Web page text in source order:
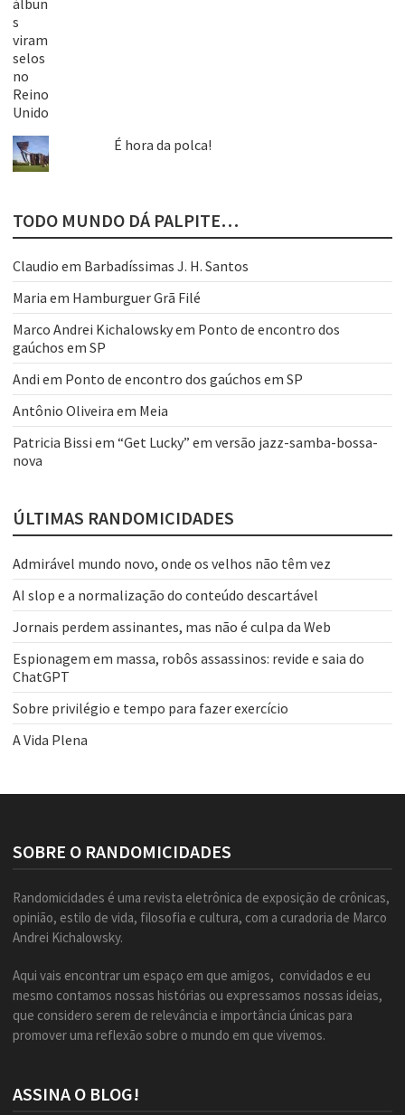
É hora da polca!
TODO MUNDO DÁ PALPITE…
Claudio em Barbadíssimas J. H. Santos
Maria em Hamburguer Grã Filé
Marco Andrei Kichalowskyem Ponto de encontro dos
gaúchos em SP
Andi em Ponto de encontro dos gaúchos em SP
Antônio Oliveira em Meia
Patricia Bissi em “Get Lucky” em versão jazz-samba-bossa-
nova
ÚLTIMAS RANDOMICIDADES
Admirável mundo novo, onde os velhos não têm vez
AI slop e a normalização do conteúdo descartável
Jornais perdem assinantes, mas não é culpa da Web
Espionagem em massa, robôs assassinos: revide e saia do
ChatGPT
Sobre privilégio e tempo para fazer exercício
A Vida Plena
SOBRE O RANDOMICIDADES
Randomicidades é uma revista eletrônica de exposição de crônicas,
opinião, estilo de vida, filosofia e cultura, com a curadoria de Marco
Andrei Kichalowsky.
Aqui vais encontrar um espaço em que amigos, convidados e eu
mesmo contamos nossas histórias ou expressamos nossas ideias,
que considero serem de relevância e importância únicas para
promover uma reflexão sobre o mundo em que vivemos.
ASSINA O BLOG!